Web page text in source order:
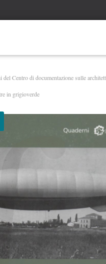
del Centro di documentazione sulle
in grigioverde